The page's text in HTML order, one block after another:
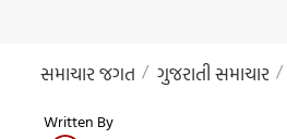
સમાચાર જગત ગુજરાતી સમાચાર
Written By